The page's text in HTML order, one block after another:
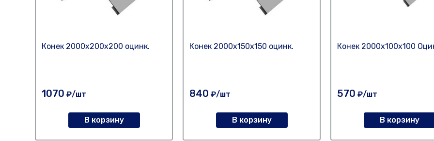
Конек 2000х200х200 оцинк.
1070 ₽/шт
В корзину
Конек 2000х150х150 оцинк.
840 ₽/шт
В корзину
Конек 2000х100х100
570 ₽/шт
В корзину